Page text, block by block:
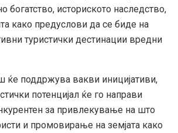
богатство, историското наследство,
како предуслови да се биде на
туристички дестинации вредни
ќе поддржува вакви иницијативи,
потенцијал ќе го направи
за привлекување на што
и промовирање на земјата како